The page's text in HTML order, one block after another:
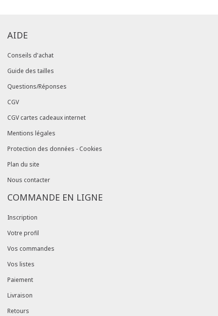
AIDE
Conseils d'achat
Guide des tailles
Questions/Réponses
CGV
CGV cartes cadeaux internet
Mentions légales
Protection des données - Cookies
Plan du site
Nous contacter
COMMANDE EN LIGNE
Inscription
Votre profil
Vos commandes
Vos listes
Paiement
Livraison
Retours